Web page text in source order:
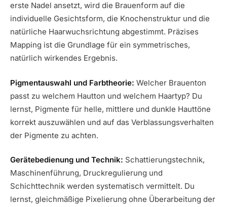
erste Nadel ansetzt, wird die Brauenform auf die
individuelle Gesichtsform, die Knochenstruktur und die
natürliche Haarwuchsrichtung abgestimmt. Präzises
Mapping ist die Grundlage für ein symmetrisches,
natürlich wirkendes Ergebnis.
Pigmentauswahl und Farbtheorie: Welcher Brauenton
passt zu welchem Hautton und welchem Haartyp? Du
lernst, Pigmente für helle, mittlere und dunkle Hauttöne
korrekt auszuwählen und auf das Verblassungsverhalten
der Pigmente zu achten.
Gerätebedienung und Technik: Schattierungstechnik,
Maschinenführung, Druckregulierung und
Schichttechnik werden systematisch vermittelt. Du
lernst, gleichmäßige Pixelierung ohne Überarbeitung der